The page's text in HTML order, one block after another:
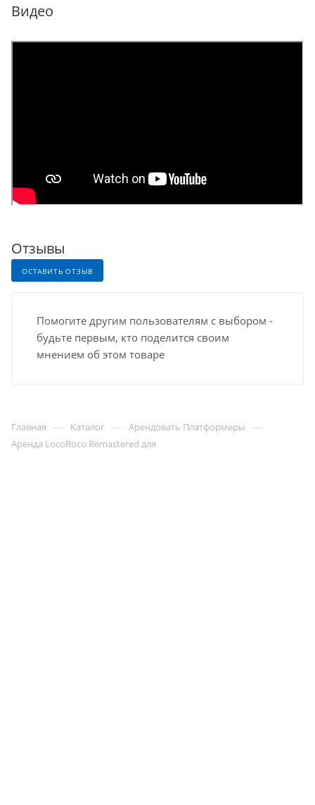
Видео
Отзывы
ОСТАВИТЬ ОТЗЫВ
Помогите другим пользователям с выбором -
будьте первым, кто поделится своим
мнением об этом товаре
Главная — Каталог — Арендовать Платформеры —
Аренда LocoRoco Remastered для